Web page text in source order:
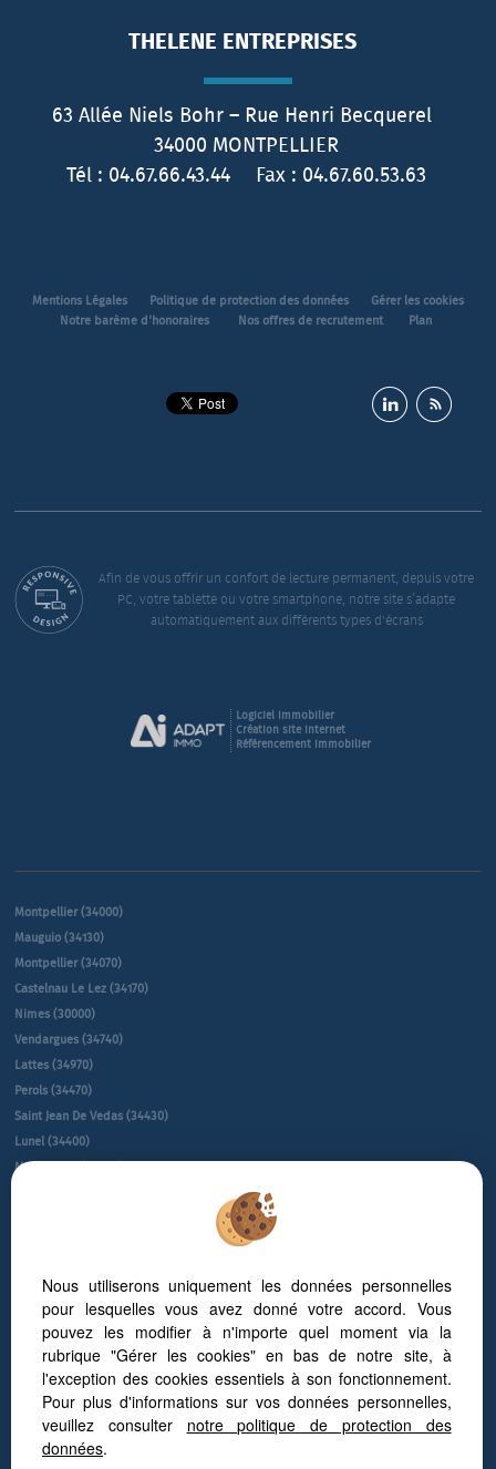
THELENE ENTREPRISES
63 Allée Niels Bohr – Rue Henri Becquerel
34000 MONTPELLIER
Tél : 04.67.66.43.44 Fax : 04.67.60.53.63
Mentions Légales Politique de protection des données
Gérer les cookies
Notre barème d'honoraires
Nos offres de recrutement Plan
Afin de vous offrir un confort de lecture permanent, depuis votre
PC, votre tablette ou votre smartphone, notre site s’adapte
automatiquement aux différents types d'écrans
Logiciel immobilier
Création site internet
Référencement immobilier
Montpellier (34000)
Mauguio (34130)
Montpellier (34070)
Castelnau Le Lez (34170)
Nimes (30000)
Vendargues (34740)
Lattes (34970)
Perols (34470)
Saint Jean De Vedas (34430)
Lunel (34400)
Montpellier (34080)
Villeneuve-les-maguelone (34750)
Saint-gÉly-du-fesc (34980)
Gallargues Le Montueux (30660)
NÎmes (30900)
Baillargues (34670)
Guide sur l’immobilier d’entreprise à Montpellier
Nous utiliserons uniquement les données personnelles
pour lesquelles vous avez donné votre accord. Vous
pouvez les modifier à n'importe quel moment via la
rubrique "Gérer les cookies" en bas de notre site, à
l'exception des cookies essentiels à son fonctionnement.
Pour plus d'informations sur vos données personnelles,
veuillez consulter notre politique de protection des
données.